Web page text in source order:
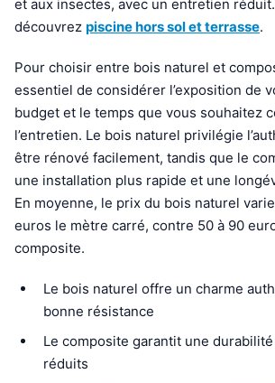
et aux insectes, avec un entretien
découvrez piscine hors sol et terrasse.
Pour choisir entre bois naturel et
essentiel de considérer l’exposition de
budget et le temps que vous souhaitez
l’entretien. Le bois naturel privilégie
être rénové facilement, tandis que le
une installation plus rapide et une
En moyenne, le prix du bois naturel
euros le mètre carré, contre 50 à 90
composite.
Le bois naturel offre un charme
bonne résistance
Le composite garantit une
réduits